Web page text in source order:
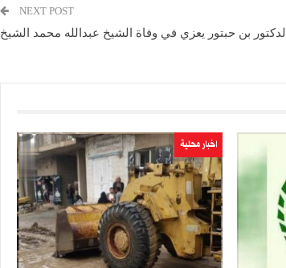
NEXT POST
الدكتور بن حبتور يعزي في وفاة الشيخ عبدالله محمد الشيخ
اخبار محلية